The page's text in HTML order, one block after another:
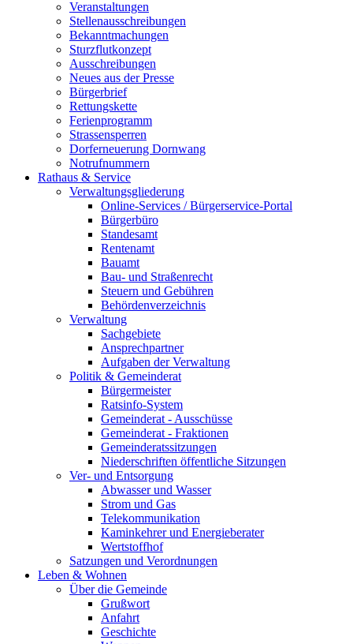
Veranstaltungen
Stellenausschreibungen
Bekanntmachungen
Sturzflutkonzept
Ausschreibungen
Neues aus der Presse
Bürgerbrief
Rettungskette
Ferienprogramm
Strassensperren
Dorferneuerung Dornwang
Notrufnummern
Rathaus & Service
Verwaltungsgliederung
Online-Services / Bürgerservice-Portal
Bürgerbüro
Standesamt
Rentenamt
Bauamt
Bau- und Straßenrecht
Steuern und Gebühren
Behördenverzeichnis
Verwaltung
Sachgebiete
Ansprechpartner
Aufgaben der Verwaltung
Politik & Gemeinderat
Bürgermeister
Ratsinfo-System
Gemeinderat - Ausschüsse
Gemeinderat - Fraktionen
Gemeinderatssitzungen
Niederschriften öffentliche Sitzungen
Ver- und Entsorgung
Abwasser und Wasser
Strom und Gas
Telekommunikation
Kaminkehrer und Energieberater
Wertstoffhof
Satzungen und Verordnungen
Leben & Wohnen
Über die Gemeinde
Grußwort
Anfahrt
Geschichte